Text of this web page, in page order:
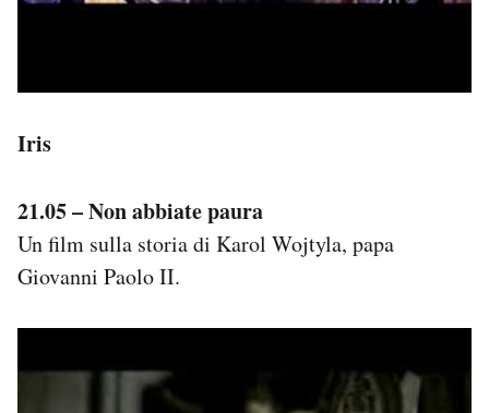
Iris
21.05 – Non abbiate paura
Un film sulla storia di Karol Wojtyla, papa
Giovanni Paolo II.